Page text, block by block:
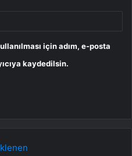
için adım, e-posta
kaydedilsin.